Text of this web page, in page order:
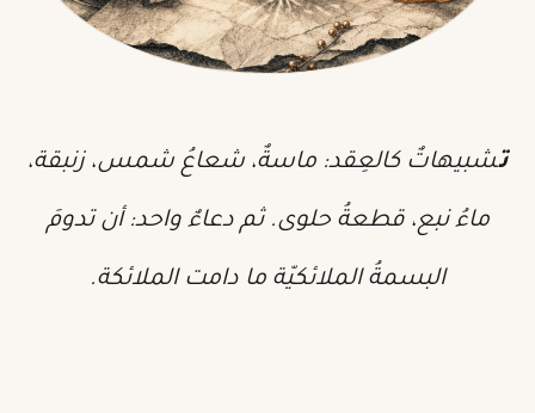
تشبيهاتٌ كالعِقد: ماسةٌ، شعاعُ شمس، زنبقة،
ماءُ نبع، قطعةُ حلوى. ثم دعاءٌ واحد: أن تدومَ
البسمةُ الملائكيّة ما دامت الملائكة.